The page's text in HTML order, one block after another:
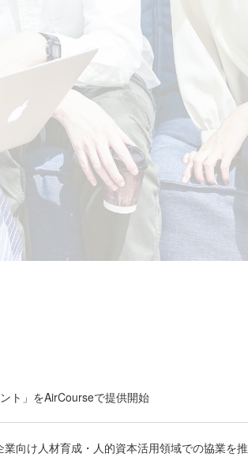
ト」をAirCourseで提供開始
向け人材育成・人的資本活用領域での協業を推